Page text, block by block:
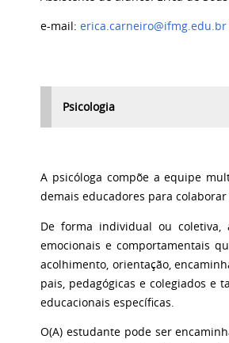
e-mail:erica.carneiro@ifmg.edu.br
Psicologia
A psicóloga compõe a equipe
demais educadores para
De forma individual ou coletiva,
emocionais e comportamentais
acolhimento, orientação,
pais, pedagógicas e colegiados e
educacionais específicas.
O(A) estudante pode ser